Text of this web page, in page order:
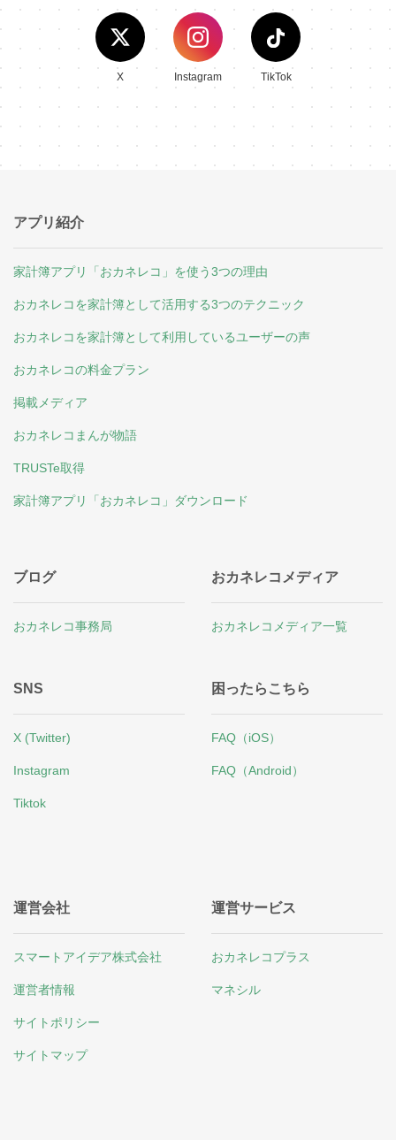
X Instagram TikTok
アプリ紹介
家計簿アプリ「おカネレコ」を使う3つの理由
おカネレコを家計簿として活用する3つのテクニック
おカネレコを家計簿として利用しているユーザーの声
おカネレコの料金プラン
掲載メディア
おカネレコまんが物語
TRUSTe取得
家計簿アプリ「おカネレコ」ダウンロード
ブログ
おカネレコ事務局
おカネレコメディア
おカネレコメディア一覧
SNS
X (Twitter)
Instagram
Tiktok
困ったらこちら
FAQ（iOS）
FAQ（Android）
運営会社
スマートアイデア株式会社
運営者情報
サイトポリシー
サイトマップ
運営サービス
おカネレコプラス
マネシル